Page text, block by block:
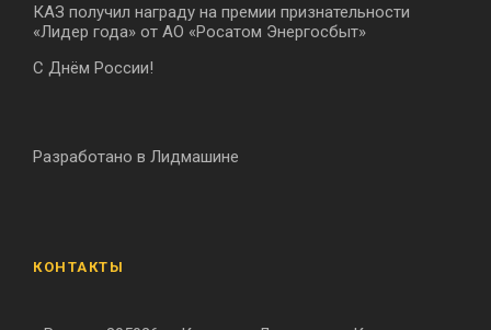
КАЗ получил награду на премии признательности
«Лидер года» от АО «Росатом Энергосбыт»
С Днём России!
Разработано в Лидмашине
КОНТАКТЫ